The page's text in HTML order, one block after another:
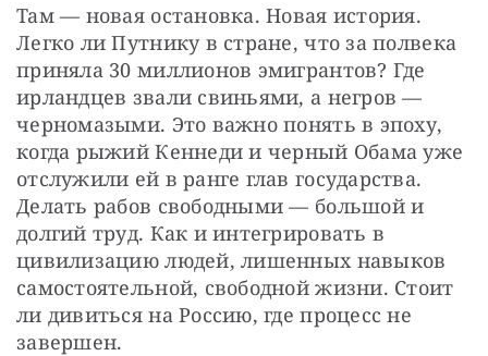
Там — новая остановка. Новая история.
Легко ли Путнику в стране, что за полвека
приняла 30 миллионов эмигрантов? Где
ирландцев звали свиньями, а негров —
черномазыми. Это важно понять в эпоху,
когда рыжий Кеннеди и черный Обама уже
отслужили ей в ранге глав государства.
Делать рабов свободными — большой и
долгий труд. Как и интегрировать в
цивилизацию людей, лишенных навыков
самостоятельной, свободной жизни. Стоит
ли дивиться на Россию, где процесс не
завершен.